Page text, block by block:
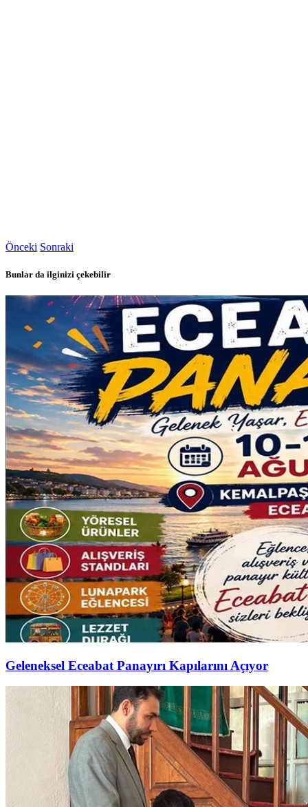
Önceki Sonraki
Bunlar da ilginizi çekebilir
Geleneksel Eceabat Panayırı Kapılarını Açıyor